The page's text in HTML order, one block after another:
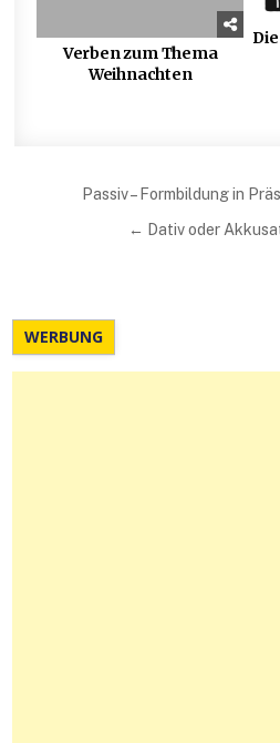
Verben zum Thema
Weihnachten
Passiv – Formbildung in
← Dativ oder
WERBUNG